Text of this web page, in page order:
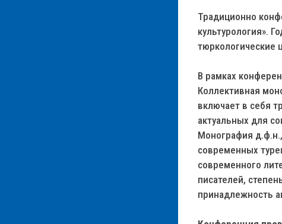
Традиционно
культурология».
тюркологические
В рамках
Коллективная
включает в себя
актуальных для
Монография
современных
современного
писателей,
принадлежность